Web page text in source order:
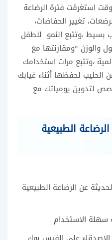
استغرقت فترة الرضاعة
تغيير الحفاضات،
بسيط ،وتتبع النمو للطفل
والوزن “ومقارنتها مع
،وتتبع مرات استخدامك
الحليب لحفظها أثناء غيابك
لتدوين يومياتك مع
الطبيعية
عن الرضاعة الطبيعية